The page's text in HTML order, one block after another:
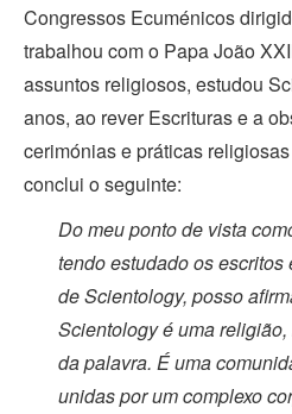
Congressos Ecuménicos
trabalhou com o Papa João
assuntos religiosos, estudou
anos, ao rever Escrituras e a
cerimónias e práticas
conclui o seguinte:
Do meu ponto de vista
tendo estudado os
de Scientology, posso
Scientology é uma
da palavra. É uma
unidas por um complexo